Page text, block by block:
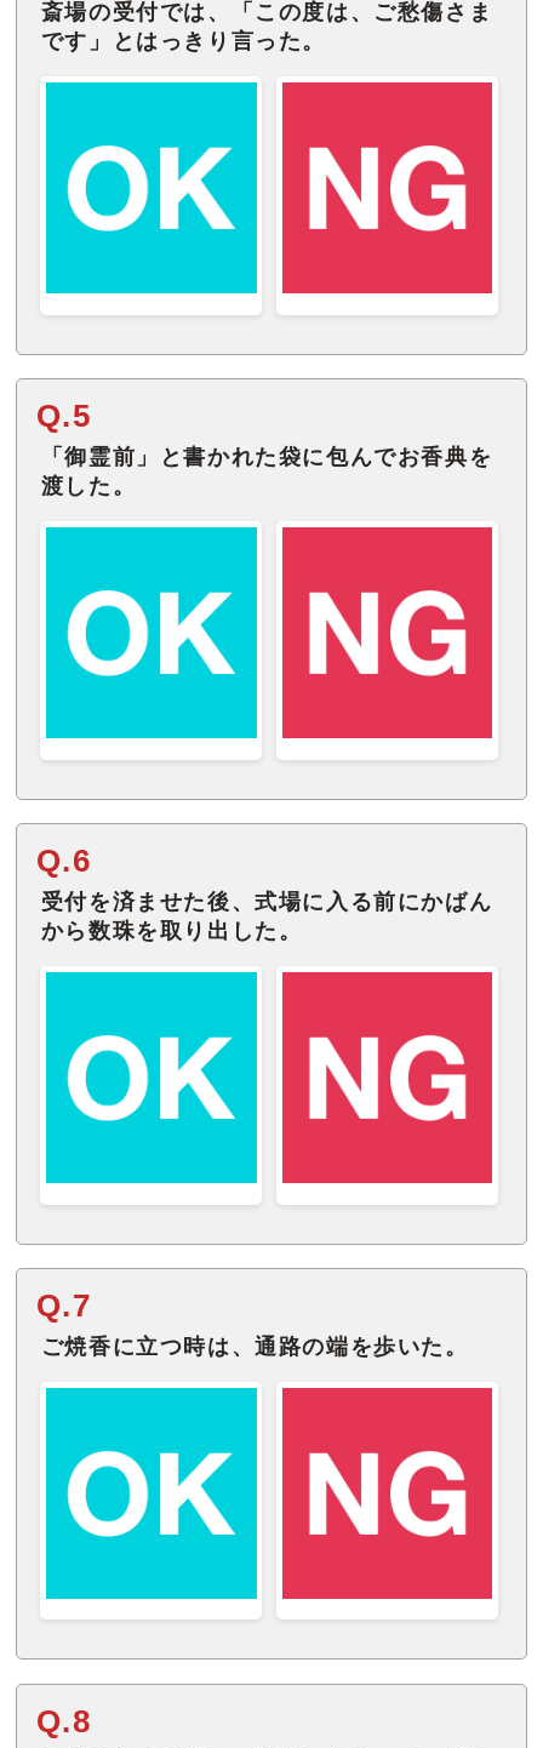
斎場の受付では、「この度は、ご愁傷さま
です」とはっきり言った。
Q.5
「御霊前」と書かれた袋に包んでお香典を
渡した。
Q.6
受付を済ませた後、式場に入る前にかばん
から数珠を取り出した。
Q.7
ご焼香に立つ時は、通路の端を歩いた。
Q.8